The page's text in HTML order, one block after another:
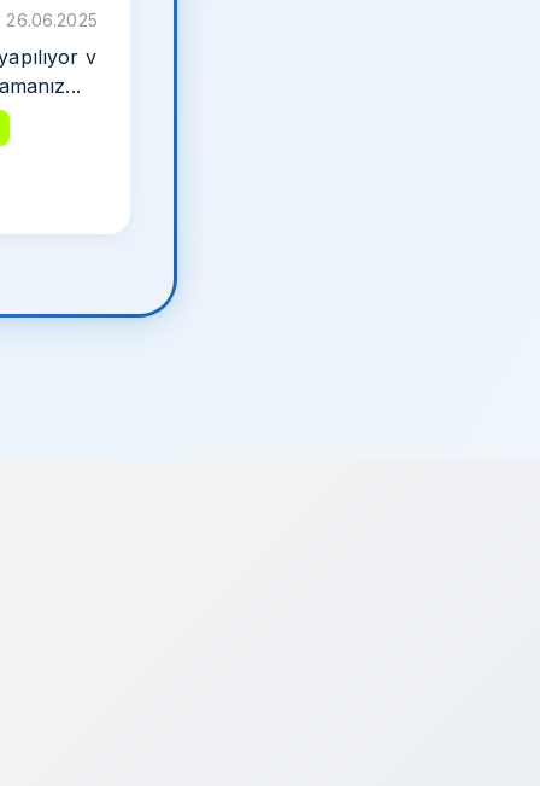
26.06.2025
v